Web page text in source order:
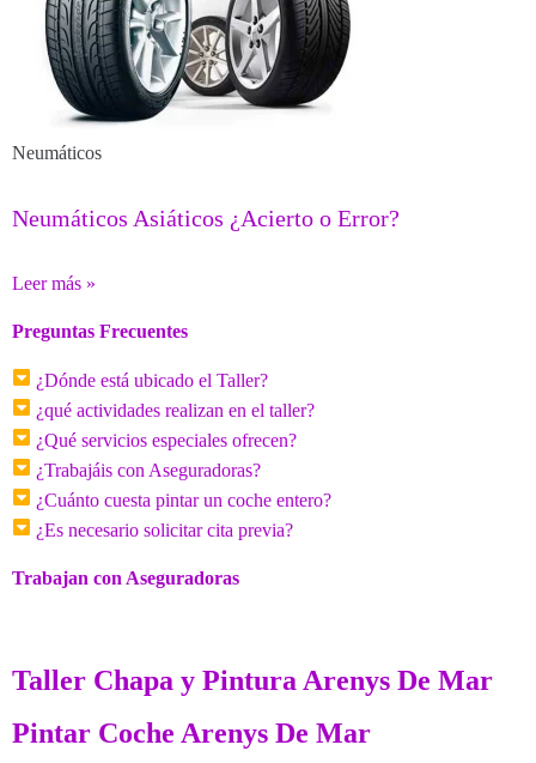
Neumáticos
Neumáticos Asiáticos ¿Acierto o Error?
Leer más »
Preguntas Frecuentes
¿Dónde está ubicado el Taller?
¿qué actividades realizan en el taller?
¿Qué servicios especiales ofrecen?
¿Trabajáis con Aseguradoras?
¿Cuánto cuesta pintar un coche entero?
¿Es necesario solicitar cita previa?
Trabajan con Aseguradoras
Taller Chapa y Pintura Arenys De Mar
Pintar Coche Arenys De Mar